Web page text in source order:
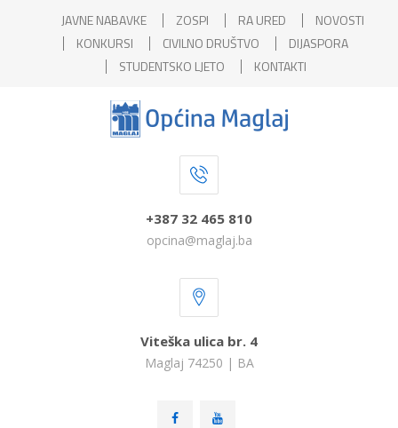
JAVNE NABAVKE ZOSPI RA URED
NOVOSTI
KONKURSI
CIVILNO DRUŠTVO
DIJASPORA
STUDENTSKO LJETO
KONTAKTI
+387 32 465 810
opcina@maglaj.ba
Viteška ulica br. 4
Maglaj 74250 | BA